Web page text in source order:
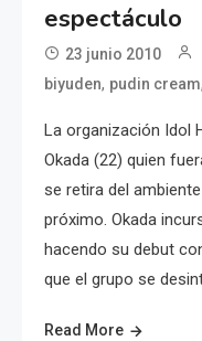
espectáculo
23 junio 2010
biyuden, pudin cream
La organización Idol
Okada (22) quien
se retira del
próximo. Okada
hacendo su debut
que el grupo se
Read More